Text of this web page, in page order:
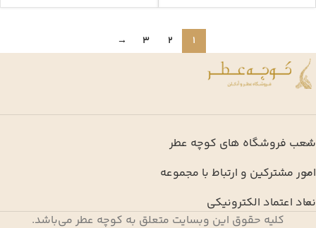
1
2
3
→
شعب فروشگاه های کوچه عطر
امور مشترکین و ارتباط با مجموعه
نماد اعتماد الکترونیکی
کلیه حقوق این وبسایت متعلق به کوچه عطر می‌باشد.